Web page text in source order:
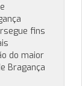
fins
do maior
Bragança